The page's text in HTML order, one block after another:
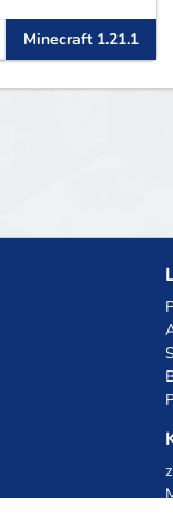
built for
smooth,
Minecraft 1.21.1